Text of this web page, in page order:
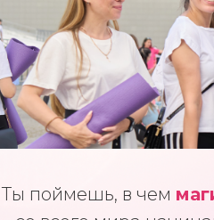
Ты поймешь, в чем